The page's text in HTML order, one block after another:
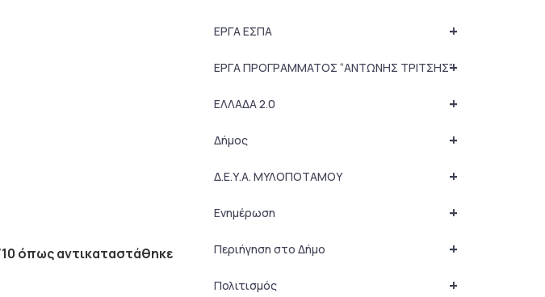
όπως αντικαταστάθηκε
+
ΕΡΓΑ ΕΣΠΑ
+
ΕΡΓΑ ΠΡΟΓΡΑΜΜΑΤΟΣ “ΑΝΤΩΝΗΣ ΤΡΙΤΣΗΣ”
+
ΕΛΛΑΔΑ 2.0
+
Δήμος
+
Δ.Ε.Υ.Α. ΜΥΛΟΠΟΤΑΜΟΥ
+
Ενημέρωση
+
Περιήγηση στο Δήμο
+
Πολιτισμός